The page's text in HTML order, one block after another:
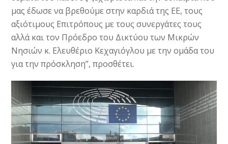
μας έδωσε να βρεθούμε στην καρδιά της ΕΕ, τους
αξιότιμους Επιτρόπους με τους συνεργάτες τους
αλλά και τον Πρόεδρο του Δικτύου των Μικρών
Νησιών κ. Ελευθέριο Κεχαγιόγλου με την ομάδα του
για την πρόσκληση”, προσθέτει.